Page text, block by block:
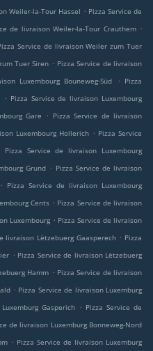
Weiler-la-Tour Hassel . Pizza Service de
de livraison Weiler-la-Tour Crauthem .
Service de livraison Weiler zum Tuer
Tuer Siren . Pizza Service de livraison
Luxembourg Bouneweg-Süd . Pizza
. Pizza Service de livraison Luxembourg
Gare . Pizza Service de livraison
Luxembourg Hollerich . Pizza Service
Pizza Service de livraison Luxembourg
Grund . Pizza Service de livraison
. Pizza Service de livraison Luxembourg
Cents . Pizza Service de livraison
Luxembourg . Pizza Service de livraison
livraison Lëtzebuerg Gaasperech . Pizza
. Pizza Service de livraison Lëtzebuerg
Hamm . Pizza Service de livraison
. Pizza Service de livraison Luxemburg
Gasperich . Pizza Service de
de livraison Luxemburg Bonneweg-Nord
. Pizza Service de livraison Luxemburg